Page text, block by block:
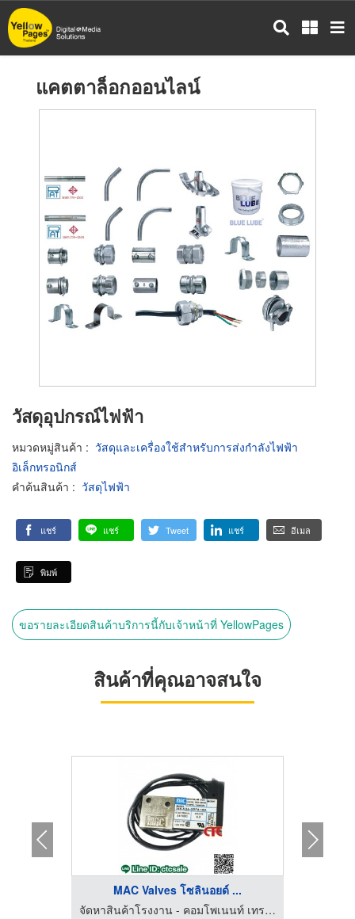
ข้าม
ไป
แคตตาล็อกออนไลน์
วัสดุอุปกรณ์ไฟฟ้า
หมวดหมู่สินค้า : วัสดุและเครื่องใช้สำหรับการส่งกำลังไฟฟ้า
อิเล็กทรอนิกส์
คำค้นสินค้า : วัสดุไฟฟ้า
แชร์ แชร์ Tweet แชร์ อีเมล
พิมพ์
ขอรายละเอียดสินค้าบริการนี้กับเจ้าหน้าที่ YellowPages
สินค้าที่คุณอาจสนใจ
MAC Valves โซลินอยด์ ...
จัดหาสินค้าโรงงาน - คอมโพเนนท์ เทรด เซ็นเตอร์